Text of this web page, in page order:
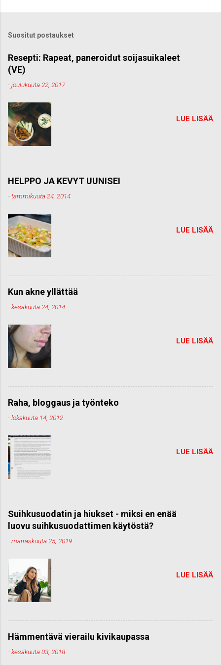
Suositut postaukset
Resepti: Rapeat, paneroidut soijasuikaleet
(VE)
-joulukuuta 22, 2017
LUE LISÄÄ
HELPPO JA KEVYT UUNISEI
-tammikuuta 24, 2014
LUE LISÄÄ
Kun akne yllättää
-kesäkuuta 24, 2014
LUE LISÄÄ
Raha, bloggaus ja työnteko
-lokakuuta 14, 2012
LUE LISÄÄ
Suihkusuodatin ja hiukset - miksi en enää
luovu suihkusuodattimen käytöstä?
-marraskuuta 25, 2019
LUE LISÄÄ
Hämmentävä vierailu kivikaupassa
-kesäkuuta 03, 2018